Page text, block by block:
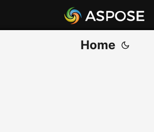
Home